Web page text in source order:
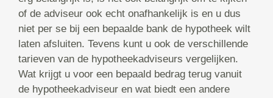
of de adviseur ook echt onafhankelijk is en u dus
niet per se bij een bepaalde bank de hypotheek wilt
laten afsluiten. Tevens kunt u ook de verschillende
tarieven van de hypotheekadviseurs vergelijken.
Wat krijgt u voor een bepaald bedrag terug vanuit
de hypotheekadviseur en wat biedt een andere